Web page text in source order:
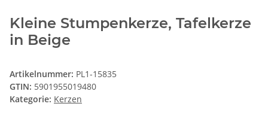
Kleine Stumpenkerze, Tafelkerze
in Beige
Artikelnummer: PL1-15835
GTIN: 5901955019480
Kategorie: Kerzen